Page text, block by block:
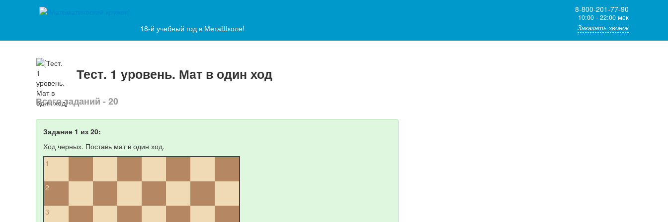
8-800-201-77-90
10:00 - 22:00 мск
Заказать звонок
18-й учебный год в МетаШколе!
Тест. 1 уровень. Мат в один ход
Всего заданий - 20
Задание 1 из 20:
Ход черных. Поставь мат в один ход.
1
2
3